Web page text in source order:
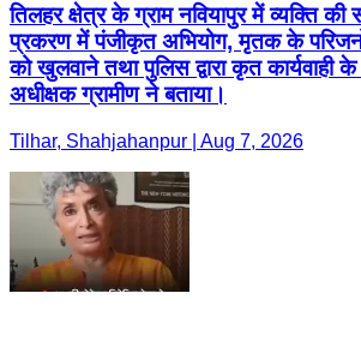
तिलहर क्षेत्र के ग्राम नवियापुर में व्यक्ति की
प्रकरण में पंजीकृत अभियोग, मृतक के परिजनों
को खुलवाने तथा पुलिस द्वारा कृत
अधीक्षक ग्रामीण ने बताया।
Tilhar, Shahjahanpur | Aug 7, 2026